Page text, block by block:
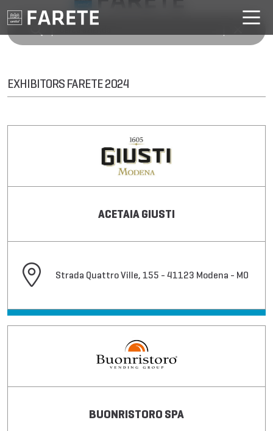
EXHIBITORS FARETE 2024
ACETAIA GIUSTI
Strada Quattro Ville, 155 - 41123 Modena - MO
BUONRISTORO SPA